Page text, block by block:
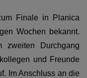
Finale in Planica
Wochen bekannt.
zweiten Durchgang
und Freunde
Im Anschluss an die